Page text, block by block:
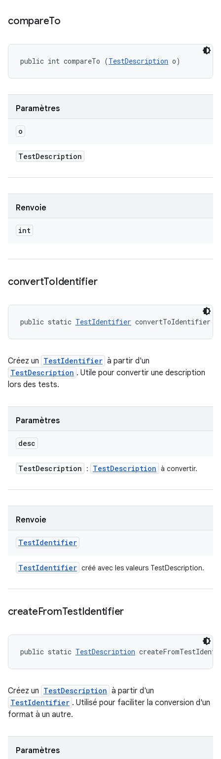
compareTo
public int compareTo (TestDescription o)
Paramètres
o
TestDescription
Renvoie
int
convertToIdentifier
public static TestIdentifier convertToIdentifier (
Créez un TestIdentifier à partir d'un
TestDescription . Utile pour convertir une description
lors des tests.
Paramètres
desc
TestDescription : TestDescription à convertir.
Renvoie
TestIdentifier
TestIdentifier créé avec les valeurs TestDescription.
createFromTestIdentifier
public static TestDescription
Créez un TestDescription à partir d'un
TestIdentifier . Utilisé pour faciliter la conversion d'un
format à un autre.
Paramètres